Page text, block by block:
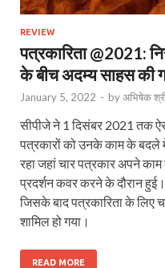
REVIEW
पत्रकारिता @2021:
के बीच अदम्य साहस की
January 5, 2022 - byअभिषेक
सीपीजे ने 1 दिसंबर 2021 तक
पत्रकारों को उनके काम के बदले में
रहा जहां चार पत्रकार अपने
प्रदर्शन कवर करने के दौरान
जिसके बाद पत्रकारिता के लिए
शामिल हो गया।
READ MORE